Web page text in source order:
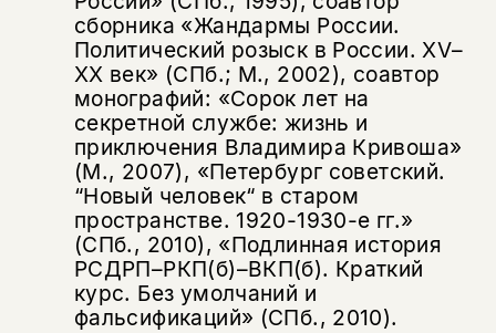
сборника «Жандармы России.
Политический розыск в России. XV–
XX век» (СПб.; М., 2002), соавтор
монографий: «Сорок лет на
секретной службе: жизнь и
приключения Владимира Кривоша»
(М., 2007), «Петербург советский.
“Новый человек“ в старом
пространстве. 1920-1930-е гг.»
(СПб., 2010), «Подлинная история
РСДРП–РКП(б)–ВКП(б). Краткий
курс. Без умолчаний и
фальсификаций» (СПб., 2010).